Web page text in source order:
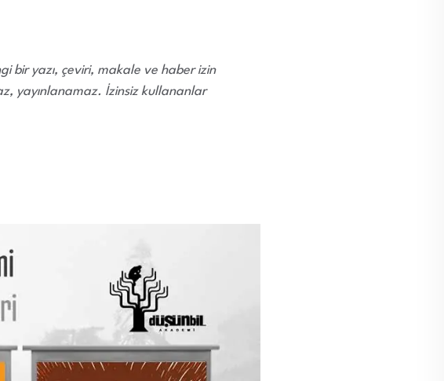
bir yazı, çeviri, makale ve haber izin
yayınlanamaz. İzinsiz kullananlar